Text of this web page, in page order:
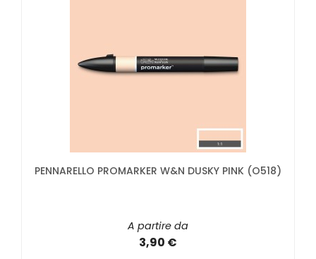
PENNARELLO PROMARKER W&N DUSKY PINK (O518)
A partire da
3,90 €